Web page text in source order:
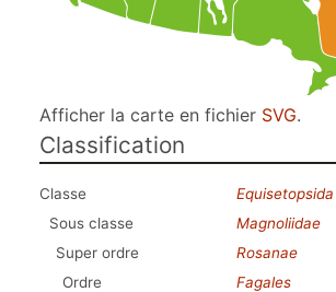
Afficher la carte en fichier SVG.
Classification
Classe
Equisetopsida
Sous classe
Magnoliidae
Super ordre
Rosanae
Ordre
Fagales